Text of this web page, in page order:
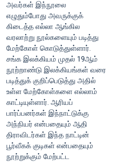
அவர்கள் இந்நூலை
எழுதும்போது அவருக்குக்
கிடைத்த எல்லா ஆங்கில
வரலாற்று நூல்களையும் படித்து
மேற்கோள் கொடுத்துள்ளார்.
சங்க இலக்கியம் முதல் 19ஆம்
நூற்றாண்டு இலக்கியங்கள் வரை
படித்துக் குறிப்பெடுத்து அதில்
உள்ள மேற்கோள்களை எல்லாம்
காட்டியுள்ளார். ஆரியப்
பார்ப்பனர்கள் இந்நாட்டுக்கு
அந்நியர் என்பதையும் ஆதி
திராவிடர்கள் இந்த நாட்டின்
பூர்வீகக் குடிகள் என்பதையும்
நூற்றுக்கும் மேற்பட்ட